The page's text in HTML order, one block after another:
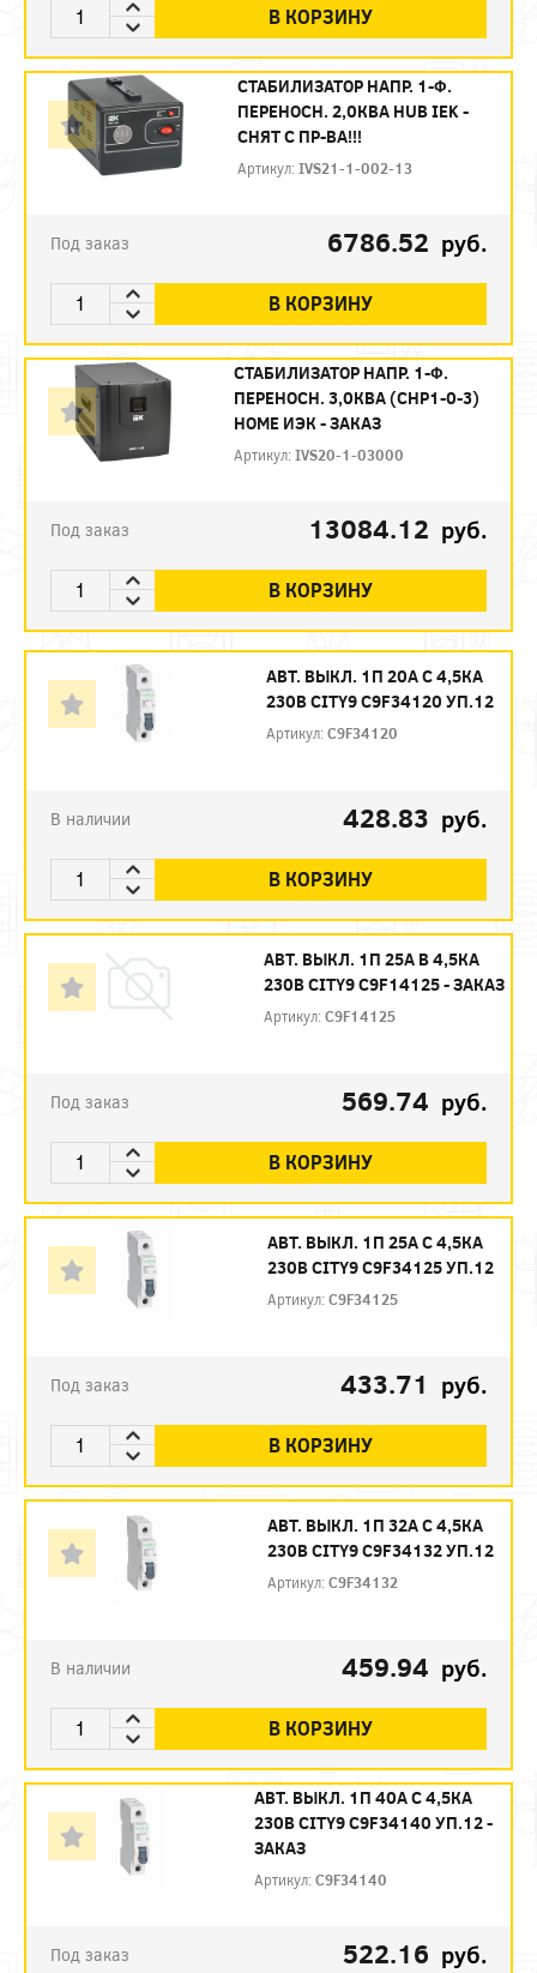
В КОРЗИНУ
СТАБИЛИЗАТОР НАПР. 1-Ф.
ПЕРЕНОСН. 2,0КВА HUB IEK -
СНЯТ С ПР-ВА!!!
Артикул:IVS21-1-002-13
Под заказ 6786.52 руб.
В КОРЗИНУ
СТАБИЛИЗАТОР НАПР. 1-Ф.
ПЕРЕНОСН. 3,0КВA (СНР1-0-3)
HOME ИЭК - ЗАКАЗ
Артикул:IVS20-1-03000
Под заказ 13084.12 руб.
В КОРЗИНУ
АВТ. ВЫКЛ. 1П 20А С 4,5КА
230В CITY9 C9F34120 УП.12
Артикул:C9F34120
В наличии 428.83 руб.
В КОРЗИНУ
АВТ. ВЫКЛ. 1П 25А B 4,5КА
230В CITY9 C9F14125 - ЗАКАЗ
Артикул:C9F14125
Под заказ 569.74 руб.
В КОРЗИНУ
АВТ. ВЫКЛ. 1П 25А С 4,5КА
230В CITY9 C9F34125 УП.12
Артикул:C9F34125
Под заказ 433.71 руб.
В КОРЗИНУ
АВТ. ВЫКЛ. 1П 32А С 4,5КА
230В CITY9 C9F34132 УП.12
Артикул:C9F34132
В наличии 459.94 руб.
В КОРЗИНУ
АВТ. ВЫКЛ. 1П 40А С 4,5КА
230В CITY9 C9F34140 УП.12 -
ЗАКАЗ
Артикул:C9F34140
Под заказ 522.16 руб.